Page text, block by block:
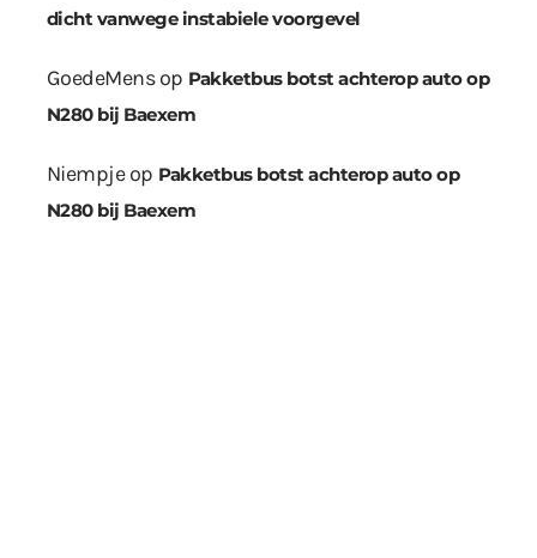
dicht vanwege instabiele voorgevel
GoedeMensop Pakketbus botst achterop auto op
N280 bij Baexem
Niempjeop Pakketbus botst achterop auto op
N280 bij Baexem